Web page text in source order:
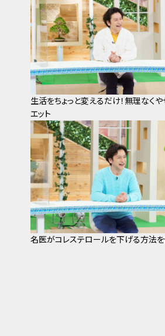
生活をちょっと変えるだけ！無理なくや
エット
名医がコレステロールを下げる方法